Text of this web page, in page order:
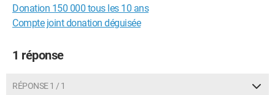
Donation 150 000 tous les 10 ans
Compte joint donation déguisée
1 réponse
RÉPONSE 1 / 1